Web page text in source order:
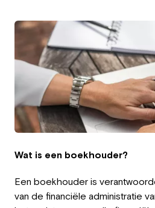
Werkgever
Werken bij Greystone
Team
Wat is een boekhouder?
Een boekhouder is
van de financiële administratie